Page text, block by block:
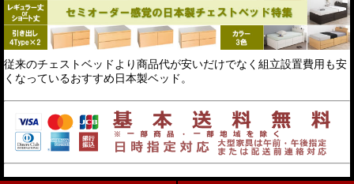
従来のチェストベッドより商品代が安いだけでなく組立設置費用も安
くなっているおすすめ日本製ベッド。